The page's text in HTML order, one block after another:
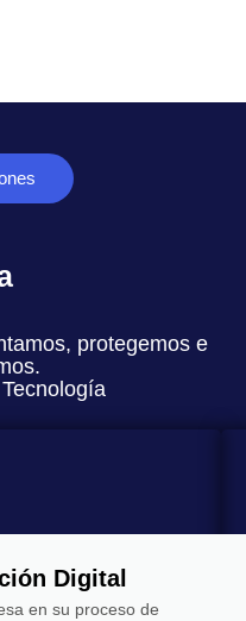
protegemos e
Digital
en su proceso de